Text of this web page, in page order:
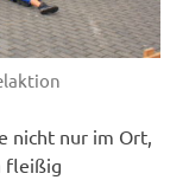
nicht nur im Ort,
fleißig